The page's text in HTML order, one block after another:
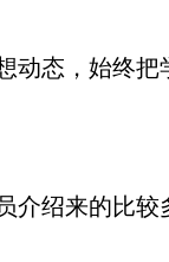
动态，始终
介绍来的比